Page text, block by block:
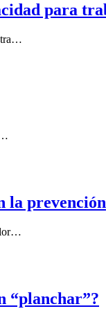
para
la prevención
“planchar”?